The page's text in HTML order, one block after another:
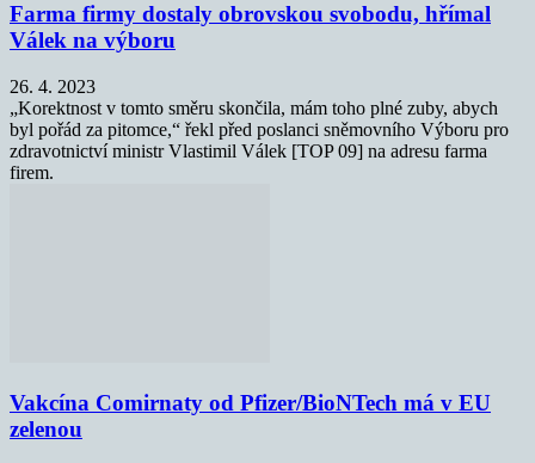
Farma firmy dostaly obrovskou svobodu, hřímal
Válek na výboru
26. 4. 2023
„Korektnost v tomto směru skončila, mám toho plné zuby, abych
byl pořád za pitomce,“ řekl před poslanci sněmovního Výboru pro
zdravotnictví ministr Vlastimil Válek [TOP 09] na adresu farma
firem.
Vakcína Comirnaty od Pfizer/BioNTech má v EU
zelenou